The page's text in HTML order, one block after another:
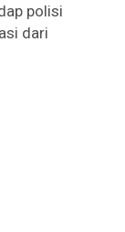
polisi
dari